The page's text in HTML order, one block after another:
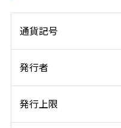
通貨記号
発行者
発行上限